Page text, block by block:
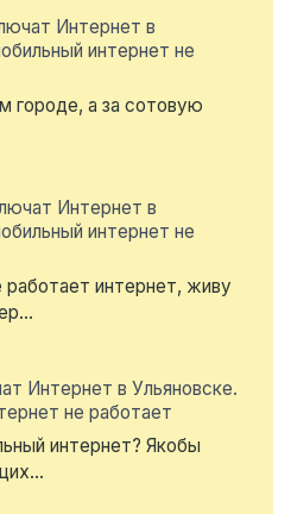
Интернет в
интернет не
городе, а за сотовую
Интернет в
интернет не
интернет, живу
Интернет в Ульяновске.
не работает
интернет? Якобы